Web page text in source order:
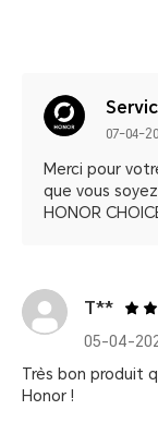
07-04-
Merci pour
que vous
HONOR
T**
05-04-
Très bon produit
Honor !